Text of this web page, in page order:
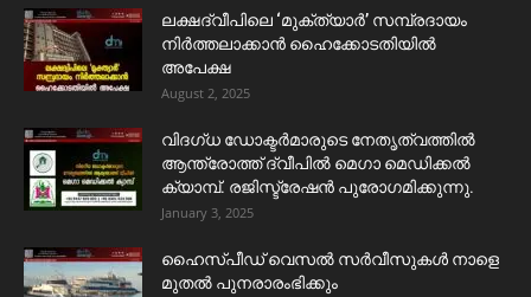
ലക്ഷദ്വീപിലെ ‘മുക്ത്യാർ’ സമ്പ്രദായം
നിർത്തലാക്കാൻ ഹൈക്കോടതിയിൽ
അപേക്ഷ
August 2, 2025
വിദഗ്ധ ഡോക്ടർമാരുടെ നേതൃത്വത്തിൽ
ആന്ത്രോത്ത് ദ്വീപിൽ മെഗാ മെഡിക്കൽ
ക്യാമ്പ്. രജിസ്ട്രേഷൻ പുരോഗമിക്കുന്നു.
January 3, 2025
ഹൈസ്പീഡ് വെസൽ സർവീസുകൾ നാളെ
മുതൽ പുനരാരംഭിക്കും